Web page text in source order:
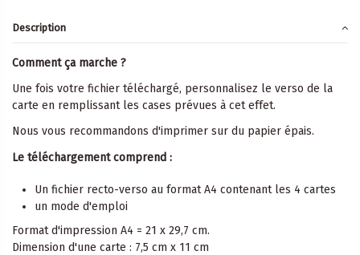
Description
Comment ça marche ?
Une fois votre fichier téléchargé, personnalisez le verso de la
carte en remplissant les cases prévues à cet effet.
Nous vous recommandons d'imprimer sur du papier épais.
Le téléchargement comprend :
Un fichier recto-verso au format A4 contenant les 4 cartes
un mode d'emploi
Format d'impression A4 = 21 x 29,7 cm.
Dimension d'une carte : 7,5 cm x 11 cm